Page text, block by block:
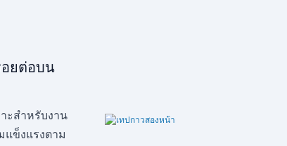
อยต่อบน
ะสำหรับงาน
ข็งแรงตาม